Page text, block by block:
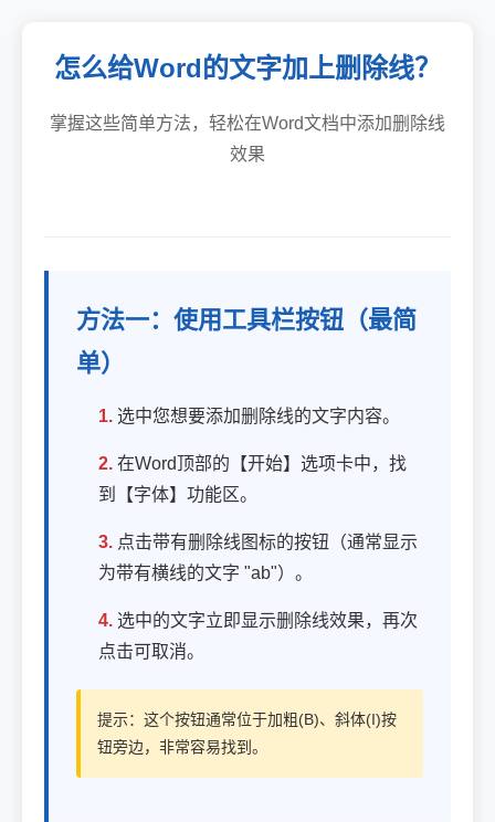
怎么给Word的文字加上删除线？
掌握这些简单方法，轻松在Word文档中添加删除线
效果
方法一：使用工具栏按钮（最简
单）
1. 选中您想要添加删除线的文字内容。
2. 在Word顶部的【开始】选项卡中，找
到【字体】功能区。
3. 点击带有删除线图标的按钮（通常显示
为带有横线的文字 "ab"）。
4. 选中的文字立即显示删除线效果，再次
点击可取消。
提示：这个按钮通常位于加粗(B)、斜体(I)按
钮旁边，非常容易找到。